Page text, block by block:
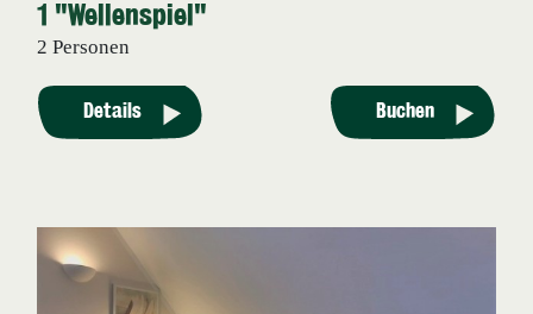
1 "Wellenspiel"
2 Personen
Details Buchen